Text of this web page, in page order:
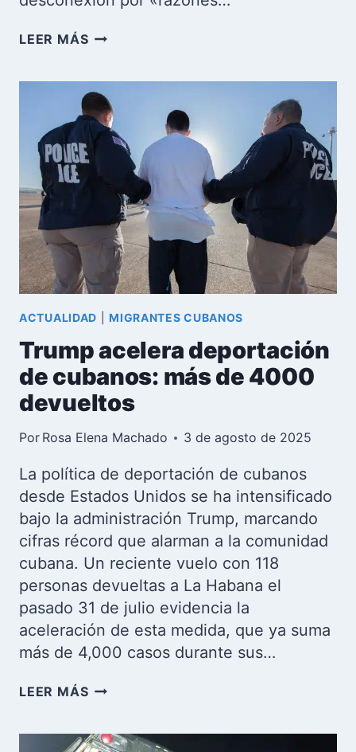
LEER MÁSCUBA
MW:
SE
VA
PATANA
TURCA
DEL
PUERTO
HABANA
ACTUALIDAD MIGRANTES CUBANOS
Trump acelera deportación
de cubanos: más de 4000
devueltos
Por Rosa Elena Machado 3 de agosto de 2025
La política de deportación de cubanos
desde Estados Unidos se ha intensificado
bajo la administración Trump, marcando
cifras récord que alarman a la comunidad
cubana. Un reciente vuelo con 118
personas devueltas a La Habana el
pasado 31 de julio evidencia la
aceleración de esta medida, que ya suma
más de 4,000 casos durante sus…
LEER MÁSTRUMP
DE